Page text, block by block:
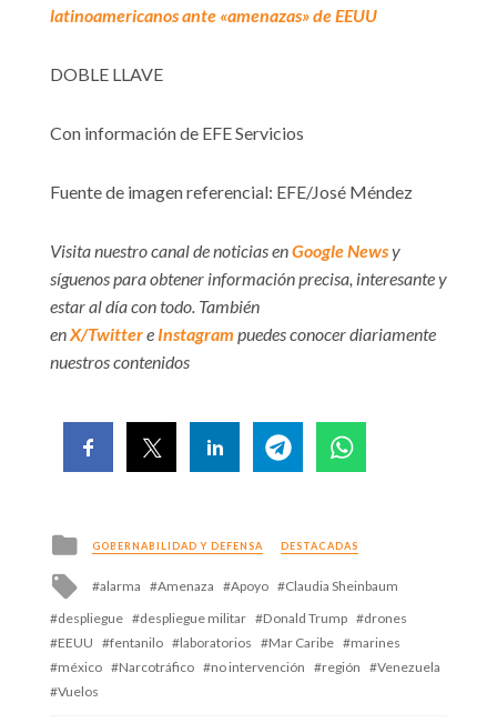
latinoamericanos ante «amenazas» de EEUU
DOBLE LLAVE
Con información de EFE Servicios
Fuente de imagen referencial: EFE/José Méndez
Visita nuestro canal de noticias enGoogle Newsy
síguenos para obtener información precisa, interesante y
estar al día con todo. También
enX/Twittere Instagram puedes conocer diariamente
nuestros contenidos
Posted
in
GOBERNABILIDAD Y DEFENSA DESTACADAS
Tagged
alarma Amenaza Apoyo
Claudia Sheinbaum
despliegue
despliegue militar Donald Trump
drones
EEUU
fentanilo laboratorios Mar Caribe
marines
méxico
Narcotráfico no intervención región
Venezuela
Vuelos